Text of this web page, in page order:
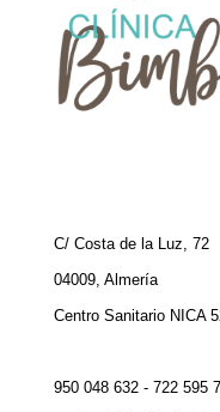
C/ Costa de la Luz, 72
04009, Almería
Centro Sanitario NICA
950 048 632 - 722 595